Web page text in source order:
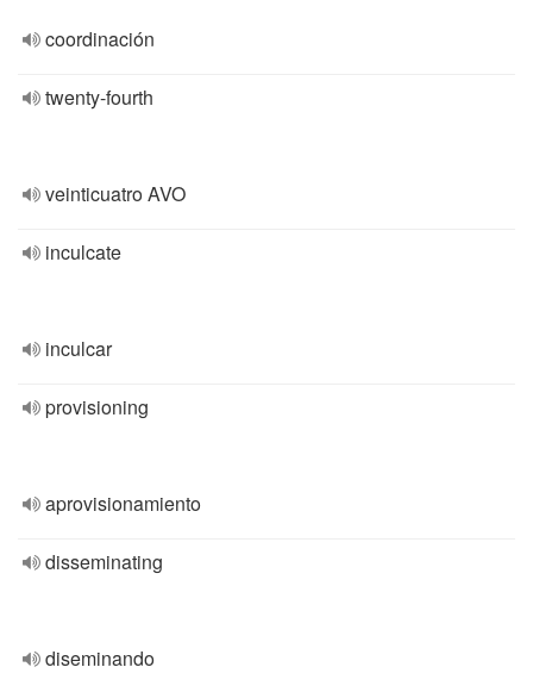
coordinación
twenty-fourth
veinticuatro AVO
inculcate
inculcar
provisioning
aprovisionamiento
disseminating
diseminando